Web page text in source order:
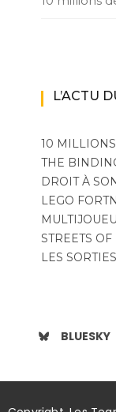
L’ACTU
10
THE
DROIT À
LEGO
STREETS
LES
BLUESKY